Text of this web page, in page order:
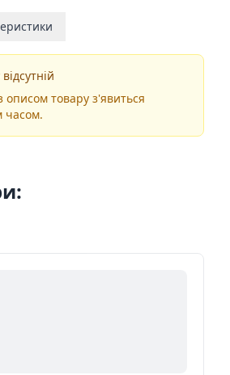
описом товару з'явиться
часом.